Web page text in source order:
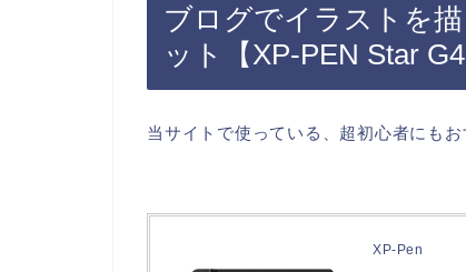
ブログでイラストを
ット【XP-PEN Star
当サイトで使っている、超初心者にも
XP-Pen